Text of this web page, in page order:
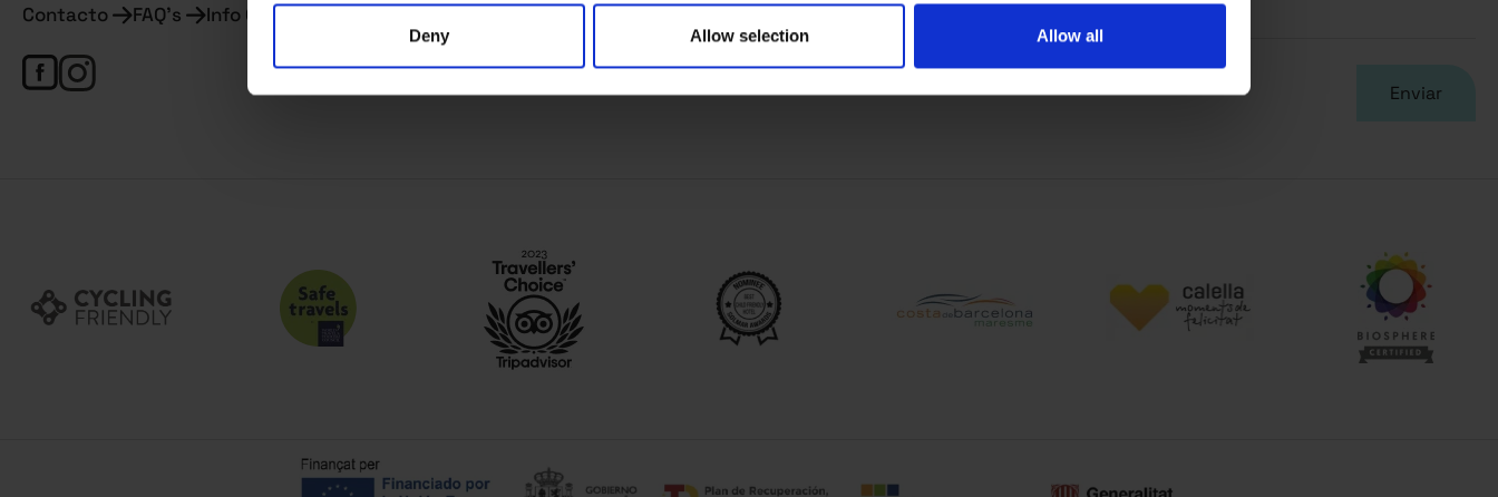
Deny Allow selection Allow all
Contacto FAQ's Info Covid
Enviar